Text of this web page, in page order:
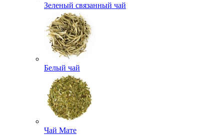
Зеленый связанный чай
Белый чай
Чай Мате